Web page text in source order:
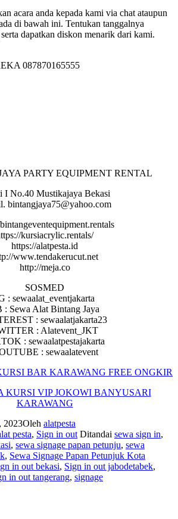
acara anda kepada kami via chat ataupun
di bawah ini. Tentukan tanggalnya
dapatkan diskon menarik dari kami.
087870165555
PARTY EQUIPMENT RENTAL
I No.40 Mustikajaya Bekasi
bintangjaya75@yahoo.com
kursiacrylic.rentals/
https://alatpesta.id
www.tendakerucut.net
http://meja.co
SOSMED
: sewaalat_eventjakarta
: Sewa Alat Bintang Jaya
: sewaalatjakarta23
: Alatevent_JKT
: sewaalatpestajakarta
: sewaalatevent
BAR KARAWANG FREE ONGKIR
KURSI VIP JOKOWI BANYUSARI
KARAWANG
2023Oleh alatpesta
pesta, Sign in out Ditandai sewa sign in,
, sewa signage papan petunju, sewa
, Sewa Signage Papan Petunjuk Kota
in out bekasi, Sign in out jabodetabek,
in out tangerang, signage